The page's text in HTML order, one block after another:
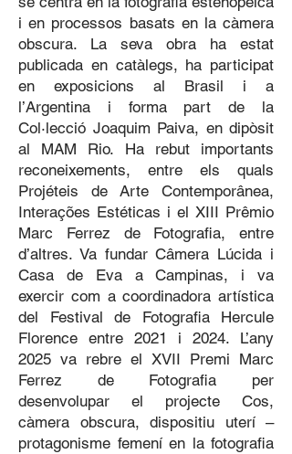
i en processos basats en la càmera
obscura. La seva obra ha estat
publicada en catàlegs, ha participat
en exposicions al Brasil i a
l’Argentina i forma part de la
Col·lecció Joaquim Paiva, en dipòsit
al MAM Rio. Ha rebut importants
reconeixements, entre els quals
Projéteis de Arte Contemporânea,
Interações Estéticas i el XIII Prêmio
Marc Ferrez de Fotografia, entre
d’altres. Va fundar Câmera Lúcida i
Casa de Eva a Campinas, i va
exercir com a coordinadora artística
del Festival de Fotografia Hercule
Florence entre 2021 i 2024. L’any
2025 va rebre el XVII Premi Marc
Ferrez de Fotografia per
desenvolupar el projecte Cos,
càmera obscura, dispositiu uterí –
protagonisme femení en la fotografia